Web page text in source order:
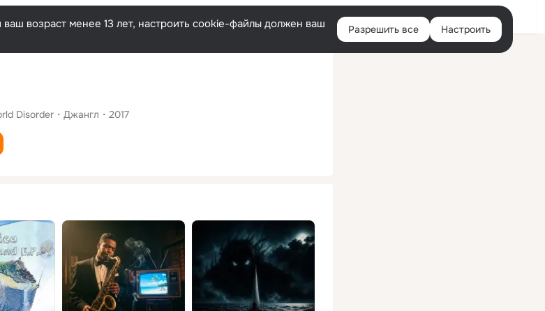
Русский Войти
возраст менее 13 лет, настроить cookie-файлы должен ваш
Разрешить все Настроить
Disorder Джангл 2017